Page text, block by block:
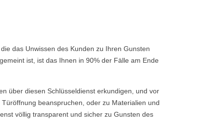
das Unwissen des Kunden zu Ihren Gunsten
ist, ist das Ihnen in 90% der Fälle am Ende
über diesen Schlüsseldienst erkundigen, und vor
beanspruchen, oder zu Materialien und
völlig transparent und sicher zu Gunsten des